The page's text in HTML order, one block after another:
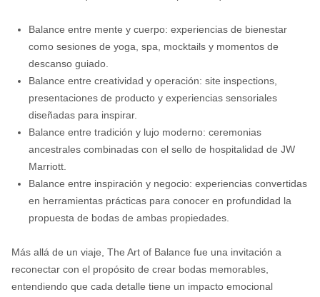
Balance entre mente y cuerpo: experiencias de bienestar
como sesiones de yoga, spa, mocktails y momentos de
descanso guiado.
Balance entre creatividad y operación: site inspections,
presentaciones de producto y experiencias sensoriales
diseñadas para inspirar.
Balance entre tradición y lujo moderno: ceremonias
ancestrales combinadas con el sello de hospitalidad de JW
Marriott.
Balance entre inspiración y negocio: experiencias convertidas
en herramientas prácticas para conocer en profundidad la
propuesta de bodas de ambas propiedades.
Más allá de un viaje, The Art of Balance fue una invitación a
reconectar con el propósito de crear bodas memorables,
entendiendo que cada detalle tiene un impacto emocional